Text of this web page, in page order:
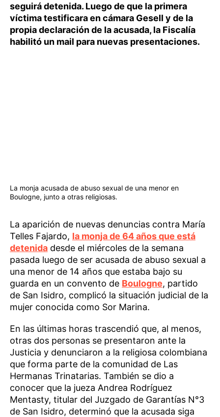
seguirá detenida. Luego de que la primera
víctima testificara en cámara Gesell y de la
propia declaración de la acusada, la Fiscalía
habilitó un mail para nuevas presentaciones.
La monja acusada de abuso sexual de una menor en
Boulogne, junto a otras religiosas.
La aparición de nuevas denuncias contra María
Telles Fajardo, la monja de 64 años que está
detenida desde el miércoles de la semana
pasada luego de ser acusada de abuso sexual a
una menor de 14 años que estaba bajo su
guarda en un convento de Boulogne, partido
de San Isidro, complicó la situación judicial de la
mujer conocida como Sor Marina.
En las últimas horas trascendió que, al menos,
otras dos personas se presentaron ante la
Justicia y denunciaron a la religiosa colombiana
que forma parte de la comunidad de Las
Hermanas Trinatarias. También se dio a
conocer que la jueza Andrea Rodríguez
Mentasty, titular del Juzgado de Garantías N°3
de San Isidro, determinó que la acusada siga